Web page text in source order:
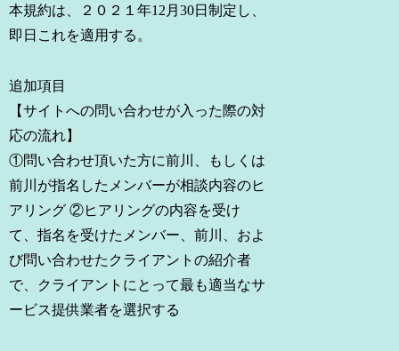
本規約は、２０２１年12月30日制定し、
即日これを適用する。
追加項目
【サイトへの問い合わせが入った際の対
応の流れ】
①問い合わせ頂いた方に前川、もしくは
前川が指名したメンバーが相談内容のヒ
アリング ②ヒアリングの内容を受け
て、指名を受けたメンバー、前川、およ
び問い合わせたクライアントの紹介者
で、クライアントにとって最も適当なサ
ービス提供業者を選択する